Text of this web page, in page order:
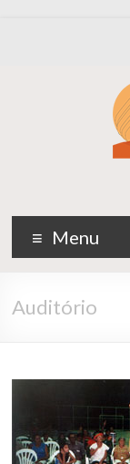
Menu
Auditório